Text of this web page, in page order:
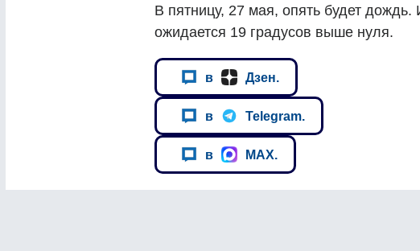
В пятницу, 27 мая, опять будет
ожидается 19 градусов выше нуля.
в Дзен.
в Telegram.
в MAX.